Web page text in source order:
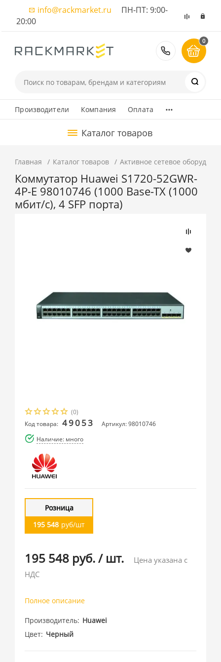
info@rackmarket.ru ПН-ПТ: 9:00-
20:00
8 (495)
0
Производители Компания Оплата ...
Каталог товаров
Главная Каталог товаров Активное сетевое
Коммутатор Huawei S1720-52GWR-
4P-E 98010746 (1000 Base-TX (1000
мбит/с), 4 SFP порта)
(0)
Код товара: 49053
Артикул: 98010746
Наличие: много
Розница
195 548 руб/шт
195 548 руб./ шт.
Цена указана с
НДС
Полное описание
Производитель Huawei
Цвет Черный